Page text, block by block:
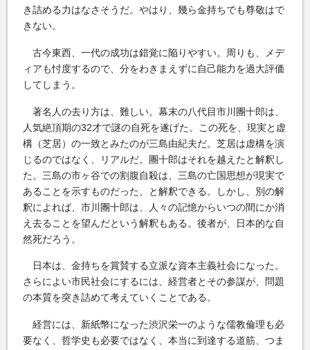
き詰める力はなさそうだ。やはり、幾ら金持ちでも尊敬はで
きない。
古今東西、一代の成功は錯覚に陥りやすい。周りも、メデ
ィアも忖度するので、分をわきまえずに自己能力を過大評価
してしまう。
著名人の去り方は、難しい。幕末の八代目市川團十郎は、
人気絶頂期の32才で謎の自死を遂げた。この死を、現実と虚
構（芝居）の一致とみたのが三島由紀夫だ。芝居は虚構を演
じるのではなく、リアルだ。團十郎はそれを越えたと解釈し
た。三島の市ヶ谷での割腹自殺は、三島の亡国思想が現実で
あることを示すものだった、と解釈できる。しかし、別の解
釈によれば、市川團十郎は、人々の記憶からいつの間にか消
え去ることを望んだという解釈もある。後者が、日本的な自
然死だろう。
日本は、金持ちを賞賛する立派な資本主義社会になった。
さらによい市民社会にするには、経営者とその参謀が、問題
の本質を突き詰めて考えていくことである。
経営には、新紙幣になった渋沢栄一のような儒教倫理も必
要なく、哲学史も必要ではなく、本当に到達する道筋、つま